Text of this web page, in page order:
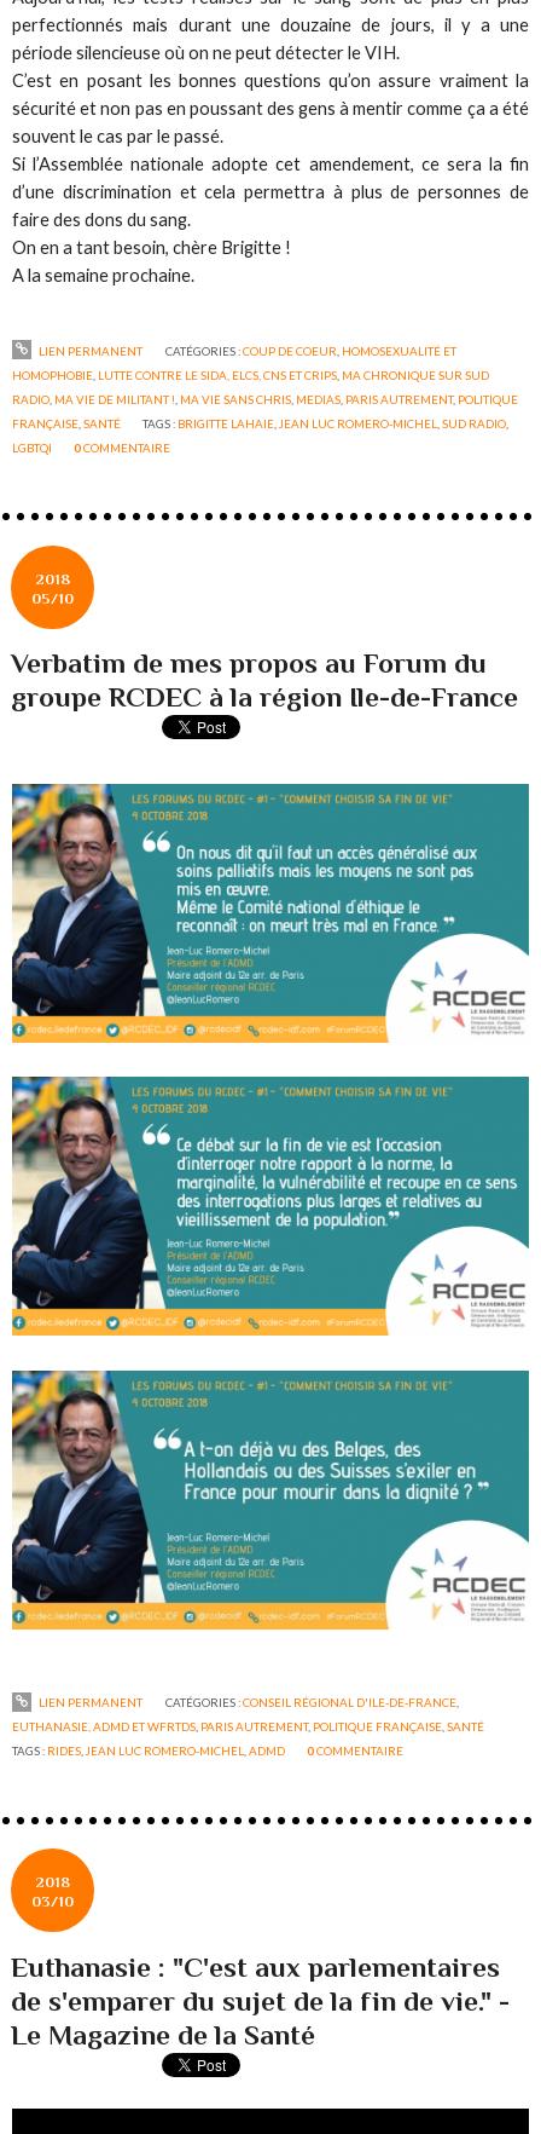
perfectionnés mais durant une douzaine de jours, il y a une
période silencieuse où on ne peut détecter le VIH.
C’est en posant les bonnes questions qu’on assure vraiment la
sécurité et non pas en poussant des gens à mentir comme ça a été
souvent le cas par le passé.
Si l’Assemblée nationale adopte cet amendement, ce sera la fin
d’une discrimination et cela permettra à plus de personnes de
faire des dons du sang.
On en a tant besoin, chère Brigitte !
A la semaine prochaine.
LIEN PERMANENT CATÉGORIES :COUP DE COEUR HOMOSEXUALITÉ ET
HOMOPHOBIE LUTTE CONTRE LE SIDA, ELCS, CNS ET CRIPS MA CHRONIQUE SUR SUD
RADIO MA VIE DE MILITANT ! MA VIE SANS CHRIS MEDIAS PARIS AUTREMENT, POLITIQUE
FRANÇAISE ,SANTÉ TAGS : BRIGITTE LAHAIE JEAN LUC ROMERO-MICHEL ,SUD RADIO
LGBTQI
0COMMENTAIRE
2018
05/10
Verbatim de mes propos au Forum du
groupe RCDEC à la région Ile-de-France
LIEN PERMANENT CATÉGORIES :CONSEIL RÉGIONAL D'ILE-DE-FRANCE,
EUTHANASIE, ADMD ET WFRTDS PARIS AUTREMENT, POLITIQUE FRANÇAISE ,SANTÉ
TAGS : RIDES JEAN LUC ROMERO-MICHEL ,ADMD 0COMMENTAIRE
2018
03/10
Euthanasie : "C'est aux parlementaires
de s'emparer du sujet de la fin de vie." -
Le Magazine de la Santé